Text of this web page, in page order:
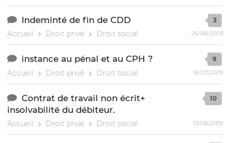
Indeminté de fin de CDD
Accueil Droit privé Droit social
3
26/08/2009
instance au pénal et au CPH ?
Accueil Droit privé Droit social
9
18/07/2009
Contrat de travail non écrit+
insolvabilité du débiteur.
Accueil Droit privé Droit social
10
10/08/2009